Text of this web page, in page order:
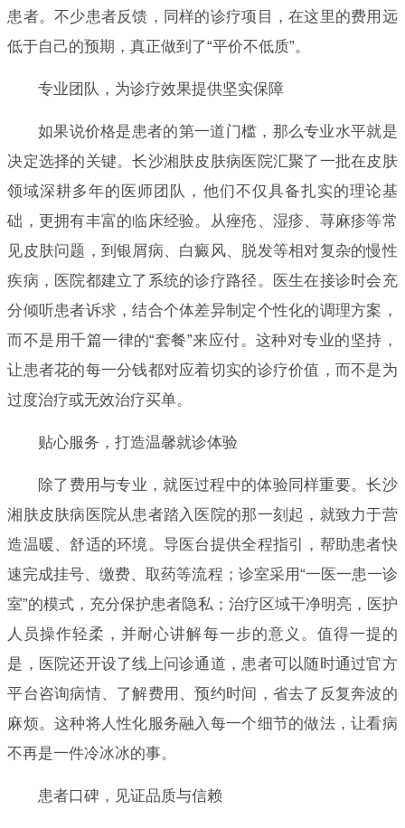
患者。不少患者反馈，同样的诊疗项目，在这里的费用远
低于自己的预期，真正做到了“平价不低质”。
专业团队，为诊疗效果提供坚实保障
如果说价格是患者的第一道门槛，那么专业水平就是
决定选择的关键。长沙湘肤皮肤病医院汇聚了一批在皮肤
领域深耕多年的医师团队，他们不仅具备扎实的理论基
础，更拥有丰富的临床经验。从痤疮、湿疹、荨麻疹等常
见皮肤问题，到银屑病、白癜风、脱发等相对复杂的慢性
疾病，医院都建立了系统的诊疗路径。医生在接诊时会充
分倾听患者诉求，结合个体差异制定个性化的调理方案，
而不是用千篇一律的“套餐”来应付。这种对专业的坚持，
让患者花的每一分钱都对应着切实的诊疗价值，而不是为
过度治疗或无效治疗买单。
贴心服务，打造温馨就诊体验
除了费用与专业，就医过程中的体验同样重要。长沙
湘肤皮肤病医院从患者踏入医院的那一刻起，就致力于营
造温暖、舒适的环境。导医台提供全程指引，帮助患者快
速完成挂号、缴费、取药等流程；诊室采用“一医一患一诊
室”的模式，充分保护患者隐私；治疗区域干净明亮，医护
人员操作轻柔，并耐心讲解每一步的意义。值得一提的
是，医院还开设了线上问诊通道，患者可以随时通过官方
平台咨询病情、了解费用、预约时间，省去了反复奔波的
麻烦。这种将人性化服务融入每一个细节的做法，让看病
不再是一件冷冰冰的事。
患者口碑，见证品质与信赖